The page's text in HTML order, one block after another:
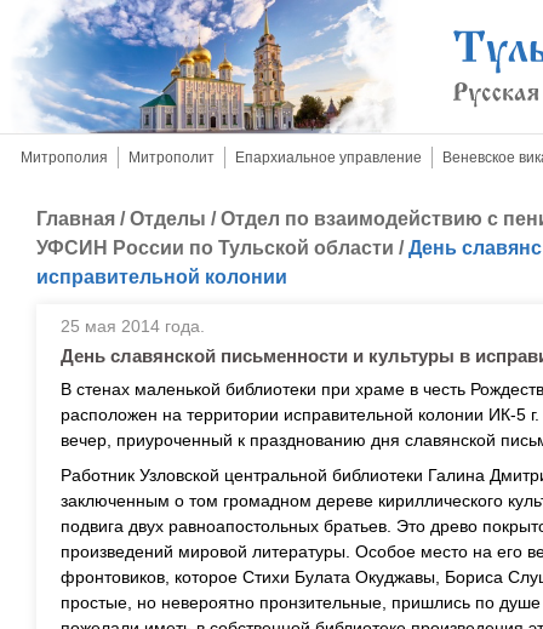
Митрополия Митрополит Епархиальное управление Веневское
Главная /Отделы /Отдел по взаимодействию с
УФСИН России по Тульской области /День
исправительной колонии
25 мая 2014 года.
День славянской письменности и культуры в
В стенах маленькой библиотеки при храме в честь
расположен на территории исправительной колонии ИК-5
вечер, приуроченный к празднованию дня славянской
Работник Узловской центральной библиотеки Галина
заключенным о том громадном дереве кириллического
подвига двух равноапостольных братьев. Это древо
произведений мировой литературы. Особое место на его
фронтовиков, которое Стихи Булата Окуджавы, Бориса
простые, но невероятно пронзительные, пришлись по